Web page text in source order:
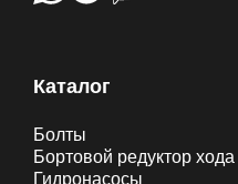
Каталог
Болты
Бортовой редуктор хода
Гидронасосы